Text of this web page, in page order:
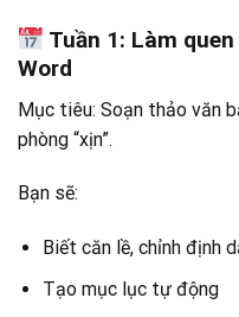
Tuần 1: Làm
Word
Mục tiêu: Soạn thảo văn
phòng “xịn”.
Bạn sẽ:
Biết căn lề, chỉnh định
Tạo mục lục tự động